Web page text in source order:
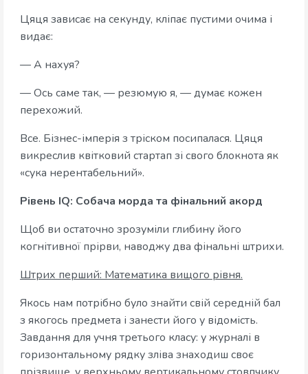
Цяця зависає на секунду, кліпає пустими очима і
видає:
— А нахуя?
— Ось саме так, — резюмую я, — думає кожен
перехожий.
Все. Бізнес-імперія з тріском посипалася. Цяця
викреслив квітковий стартап зі свого блокнота як
«сука нерентабельний».
Рівень IQ: Собача морда та фінальний акорд
Щоб ви остаточно зрозуміли глибину його
когнітивної прірви, наводжу два фінальні штрихи.
Штрих перший: Математика вищого рівня.
Якось нам потрібно було знайти свій середній бал
з якогось предмета і занести його у відомість.
Завдання для учня третього класу: у журналі в
горизонтальному рядку зліва знаходиш своє